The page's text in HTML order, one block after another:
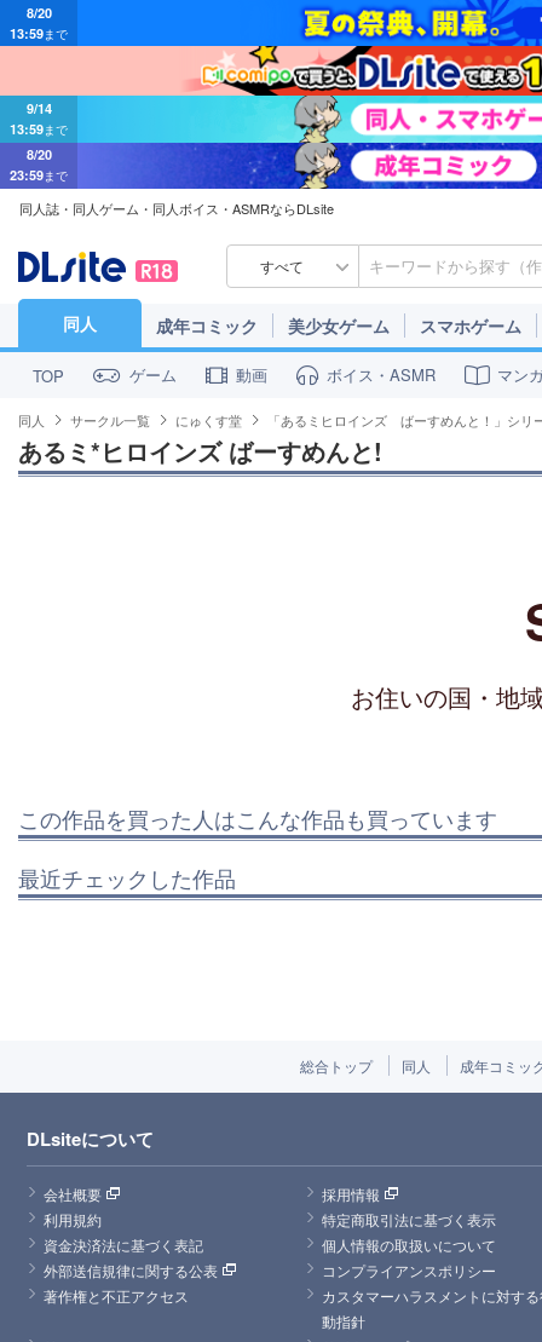
13:59まで
13:59まで
8/20
23:59まで
同人誌・同人ゲーム・同人ボイス・ASMRならDLsite
すべて
同人 成年コミック 美少女ゲーム スマホゲーム
TOP ゲーム 動画 ボイス・ASMR マン
同人 サークル一覧 にゅくす堂 「あるミヒロインズ ばーすめんと！」シリ
あるミ*ヒロインズ ばーすめんと!
お住いの国・地
この作品を買った人はこんな作品も買っています
最近チェックした作品
総合トップ 同人 成年コミッ
DLsiteについて
会社概要
採用情報
利用規約
特定商取引法に基づく表示
資金決済法に基づく表記
個人情報の取扱いについて
外部送信規律に関する公表
コンプライアンスポリシー
著作権と不正アクセス
カスタマーハラスメントに対す
動指針